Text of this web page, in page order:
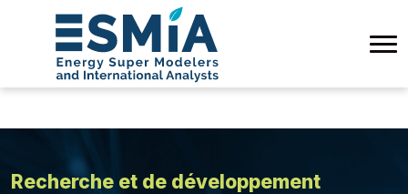
Recherche et de développement